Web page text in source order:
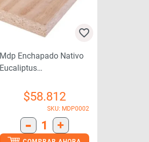
Mdp Enchapado Nativo
Eucaliptus
$58.812
SKU: MDP0002
- 1 +